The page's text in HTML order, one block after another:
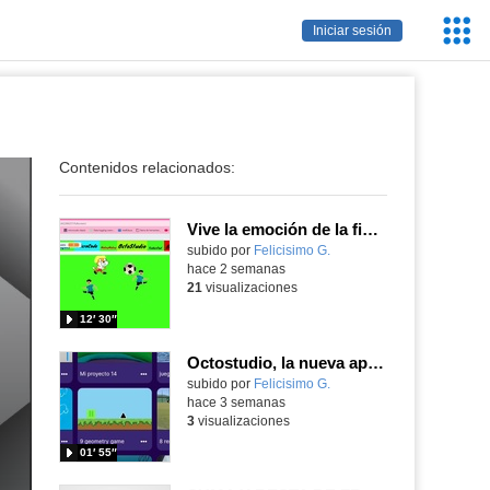
Iniciar sesión
Contenidos relacionados:
Vive la emoción de la final del mundial programando con Scratch, un juego de toques y esquivar contrarios
Contenido educativo.
subido por Felicisimo G.
12′ 30″
hace 2 semanas
21 visualizaciones
Octostudio, la nueva app del MIT entre Scratch Jr y el Scratch de los mayores
Contenido educativo.
subido por Felicisimo G.
01′ 55″
hace 3 semanas
3visualizaciones